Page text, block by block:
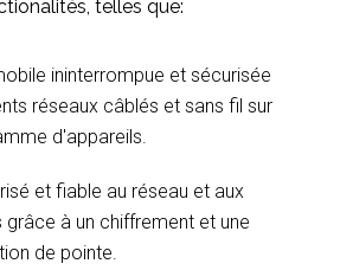
telles que:
ininterrompue et sécurisée
réseaux câblés et sans fil sur
d'appareils.
et fiable au réseau et aux
grâce à un chiffrement et une
de pointe.